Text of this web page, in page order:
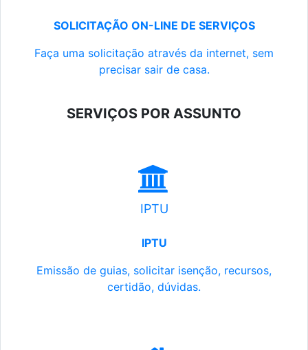
SOLICITAÇÃO ON-LINE DE SERVIÇOS
Faça uma solicitação através da internet, sem
precisar sair de casa.
SERVIÇOS POR ASSUNTO
IPTU
IPTU
Emissão de guias, solicitar isenção, recursos,
certidão, dúvidas.